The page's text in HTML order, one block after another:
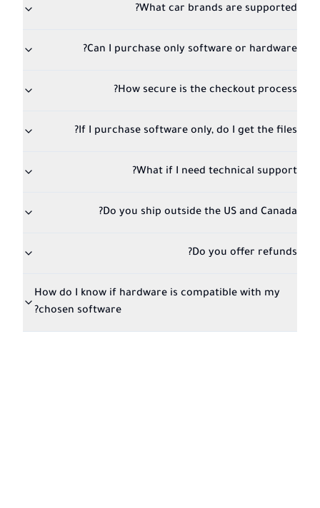
What car brands are supported?
Can I purchase only software or hardware?
How secure is the checkout process?
If I purchase software only, do I get the files?
What if I need technical support?
Do you ship outside the US and Canada?
Do you offer refunds?
How do I know if hardware is compatible with my
chosen software?